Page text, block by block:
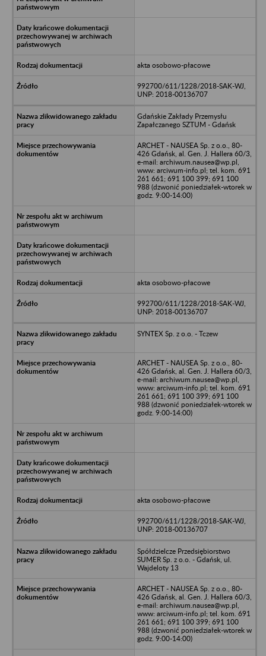
akta osobowo-płacowe
992700/611/1228/2018-SAK-WJ,
UNP: 2018-00136707
Gdańskie Zakłady Przemysłu
Zapałczanego SZTUM - Gdańsk
ARCHET - NAUSEA Sp. z o.o., 80-
426 Gdańsk, al. Gen. J. Hallera 60/3,
e-mail: archiwum.nausea@wp.pl,
www: arciwum-info.pl; tel. kom. 691
261 661; 691 100 399; 691 100
988 (dzwonić poniedziałek-wtorek w
godz. 9:00-14:00)
akta osobowo-płacowe
992700/611/1228/2018-SAK-WJ,
UNP: 2018-00136707
SYNTEX Sp. z o.o. - Tczew
ARCHET - NAUSEA Sp. z o.o., 80-
426 Gdańsk, al. Gen. J. Hallera 60/3,
e-mail: archiwum.nausea@wp.pl,
www: arciwum-info.pl; tel. kom. 691
261 661; 691 100 399; 691 100
988 (dzwonić poniedziałek-wtorek w
godz. 9:00-14:00)
akta osobowo-płacowe
992700/611/1228/2018-SAK-WJ,
UNP: 2018-00136707
Spółdzielcze Przedsiębiorstwo
SUMER Sp. z o.o. - Gdańsk, ul.
Wajdeloty 13
ARCHET - NAUSEA Sp. z o.o., 80-
426 Gdańsk, al. Gen. J. Hallera 60/3,
e-mail: archiwum.nausea@wp.pl,
www: arciwum-info.pl; tel. kom. 691
261 661; 691 100 399; 691 100
988 (dzwonić poniedziałek-wtorek w
godz. 9:00-14:00)